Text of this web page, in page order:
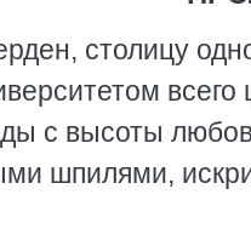
столицу
всего
с высоты
шпилями,